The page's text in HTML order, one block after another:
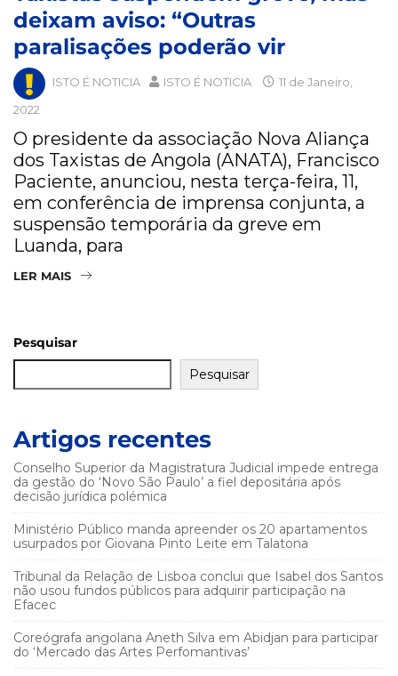
deixam aviso: “Outras
paralisações poderão vir
ISTO É NOTICIA ISTO É NOTICIA
11 de Janeiro,
2022
O presidente da associação Nova Aliança
dos Taxistas de Angola (ANATA), Francisco
Paciente, anunciou, nesta terça-feira, 11,
em conferência de imprensa conjunta, a
suspensão temporária da greve em
Luanda, para
LER MAIS
Pesquisar
Pesquisar
Artigos recentes
Conselho Superior da Magistratura Judicial impede entrega
da gestão do ‘Novo São Paulo’ a fiel depositária após
decisão jurídica polémica
Ministério Público manda apreender os 20 apartamentos
usurpados por Giovana Pinto Leite em Talatona
Tribunal da Relação de Lisboa conclui que Isabel dos Santos
não usou fundos públicos para adquirir participação na
Efacec
Coreógrafa angolana Aneth Silva em Abidjan para participar
do ‘Mercado das Artes Perfomantivas’